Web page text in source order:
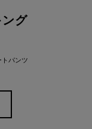
グ
トパンツ